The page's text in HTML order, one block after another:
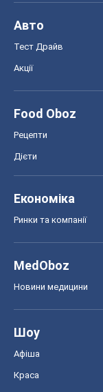
Авто
Тест Драйв
Акції
Food Oboz
Рецепти
Дієти
Економіка
Ринки та компанії
MedOboz
Новини медицини
Шоу
Афіша
Краса